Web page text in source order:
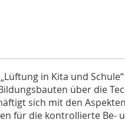
in Kita und
über die
sich mit den
für die kontrollierte Be-